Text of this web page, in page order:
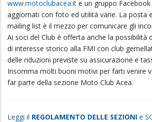
www.motoclubacea.it e un gruppo
aggiornati con foto ed utilità varie. La posta
mailing list è il mezzo per comunicare gli
Ai soci del Club è offerta anche la possibilità
di interesse storico alla FMI con club
delle riduzioni previste su assicurazione e
Insomma molti buoni motivi per farti venire
far parte della sezione Moto Club Acea.
Leggi il REGOLAMENTO DELLE SEZIONI e